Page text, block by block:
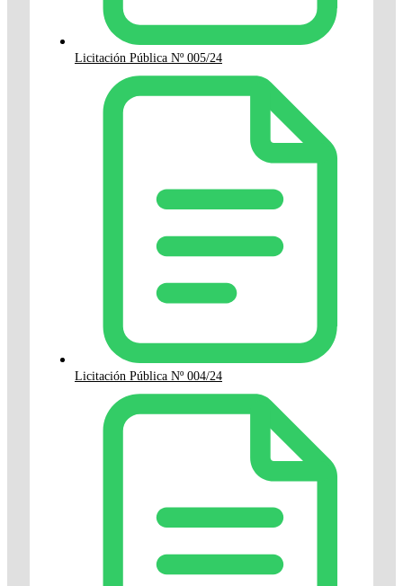
Licitación Pública Nº 005/24
Licitación Pública Nº 004/24